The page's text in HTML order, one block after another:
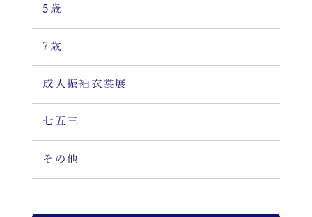
5歳
7歳
成人振袖衣裳展
七五三
その他